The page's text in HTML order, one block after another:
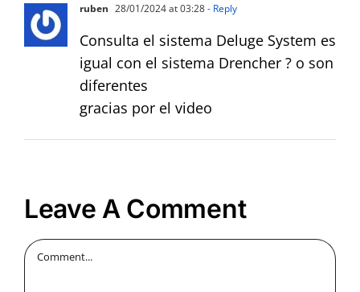
ruben 28/01/2024 at 03:28- Reply
Consulta el sistema Deluge System es
igual con el sistema Drencher ? o son
diferentes
gracias por el video
Leave A Comment
Comment